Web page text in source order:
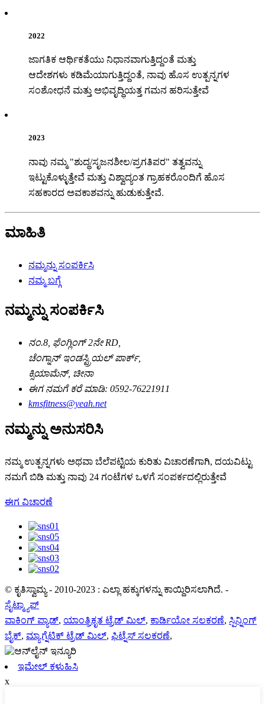
2022
ಜಾಗತಿಕ ಆರ್ಥಿಕತೆಯು ನಿಧಾನವಾಗುತ್ತಿದ್ದಂತೆ ಮತ್ತು
ಆದೇಶಗಳು ಕಡಿಮೆಯಾಗುತ್ತಿದ್ದಂತೆ, ನಾವು ಹೊಸ ಉತ್ಪನ್ನಗಳ
ಸಂಶೋಧನೆ ಮತ್ತು ಅಭಿವೃದ್ಧಿಯತ್ತ ಗಮನ ಹರಿಸುತ್ತೇವೆ
2023
ನಾವು ನಮ್ಮ "ಶುದ್ಧ/ಸೃಜನಶೀಲ/ಪ್ರಗತಿಪರ" ತತ್ವವನ್ನು
ಇಟ್ಟುಕೊಳ್ಳುತ್ತೇವೆ ಮತ್ತು ವಿಶ್ವಾದ್ಯಂತ ಗ್ರಾಹಕರೊಂದಿಗೆ ಹೊಸ
ಸಹಕಾರದ ಅವಕಾಶವನ್ನು ಹುಡುಕುತ್ತೇವೆ.
ಮಾಹಿತಿ
ನಮ್ಮನ್ನು ಸಂಪರ್ಕಿಸಿ
ನಮ್ಮ ಬಗ್ಗೆ
ನಮ್ಮನ್ನು ಸಂಪರ್ಕಿಸಿ
ನಂ.8, ಫೆಂಗ್ಲಿಂಗ್ 2ನೇ RD,
ಚೆಂಗ್ನಾನ್ ಇಂಡಸ್ಟ್ರಿಯಲ್ ಪಾರ್ಕ್,
ಕ್ಸಿಯಾಮೆನ್, ಚೀನಾ
ಈಗ ನಮಗೆ ಕರೆ ಮಾಡಿ: 0592-76221911
kmsfitness@yeah.net
ನಮ್ಮನ್ನು ಅನುಸರಿಸಿ
ನಮ್ಮ ಉತ್ಪನ್ನಗಳು ಅಥವಾ ಬೆಲೆಪಟ್ಟಿಯ ಕುರಿತು ವಿಚಾರಣೆಗಾಗಿ, ದಯವಿಟ್ಟು
ನಮಗೆ ಬಿಡಿ ಮತ್ತು ನಾವು 24 ಗಂಟೆಗಳ ಒಳಗೆ ಸಂಪರ್ಕದಲ್ಲಿರುತ್ತೇವೆ
ಈಗ ವಿಚಾರಣೆ
© ಕೃತಿಸ್ವಾಮ್ಯ - 2010-2023 : ಎಲ್ಲಾ ಹಕ್ಕುಗಳನ್ನು ಕಾಯ್ದಿರಿಸಲಾಗಿದೆ. -
ಸೈಟ್ಮ್ಯಾಪ್
ವಾಕಿಂಗ್ ಪ್ಯಾಡ್, ಯಾಂತ್ರಿಕೃತ ಟ್ರೆಡ್ ಮಿಲ್, ಕಾರ್ಡಿಯೋ ಸಲಕರಣೆ, ಸ್ಪಿನ್ನಿಂಗ್
ಬೈಕ್, ಮ್ಯಾಗ್ನೆಟಿಕ್ ಟ್ರೆಡ್ ಮಿಲ್, ಫಿಟ್ನೆಸ್ ಸಲಕರಣೆ,
ಇಮೇಲ್ ಕಳುಹಿಸಿ
x